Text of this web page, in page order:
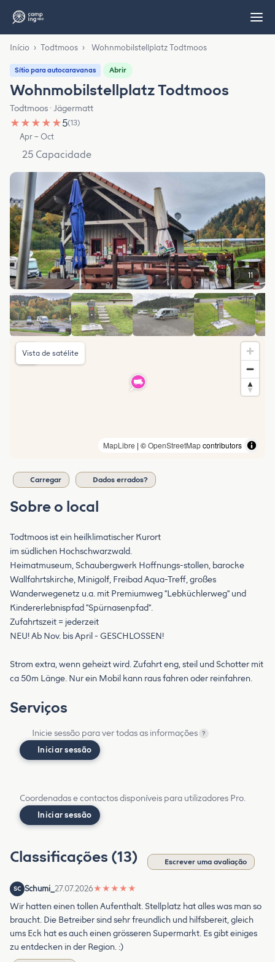
Início › Todtmoos › Wohnmobilstellplatz Todtmoos
Sítio para autocaravanas Abrir
Wohnmobilstellplatz Todtmoos
Todtmoos · Jägermatt
★ ★ ★ ★ ★5(13)
Apr – Oct
25 Capacidade
11
MapLibre | ©OpenStreetMapcontributors
Vista de satélite
Carregar Dados errados?
Sobre o local
Todtmoos ist ein heilklimatischer Kurort
im südlichen Hochschwarzwald.
Heimatmuseum, Schaubergwerk Hoffnungs-stollen, barocke
Wallfahrtskirche, Minigolf, Freibad Aqua-Treff, großes
Wanderwegenetz u.a. mit Premiumweg "Lebküchlerweg" und
Kindererlebnispfad "Spürnasenpfad".
Zufahrtszeit = jederzeit
NEU! Ab Nov. bis April - GESCHLOSSEN!
Strom extra, wenn geheizt wird. Zufahrt eng, steil und Schotter mit
ca 50m Länge. Nur ein Mobil kann raus fahren oder reinfahren.
Serviços
Inicie sessão para ver todas as informações ?
Iniciar sessão
Coordenadas e contactos disponíveis para utilizadores Pro.
Iniciar sessão
Classificações (13) Escrever uma avaliação
SC Schumi_ 27.07.2026★ ★ ★ ★ ★
Wir hatten einen tollen Aufenthalt. Stellplatz hat alles was man so
braucht. Die Betreiber sind sehr freundlich und hilfsbereit, gleich
ums Eck hat es auch einen grösseren Supermarkt. Es gibt einiges
zu entdecken in der Region. :)